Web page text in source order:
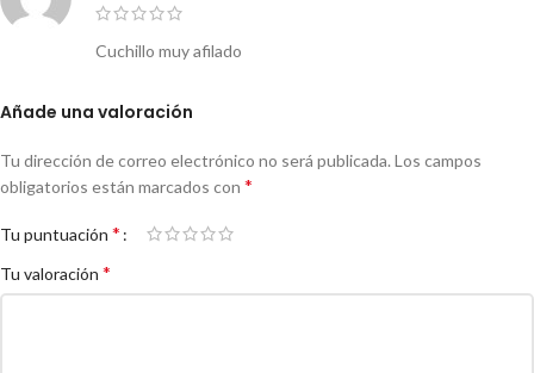
Cuchillo muy afilado
Añade una valoración
Tu dirección de correo electrónico no será publicada. Los campos
obligatorios están marcados con *
Tu puntuación *
Tu valoración *